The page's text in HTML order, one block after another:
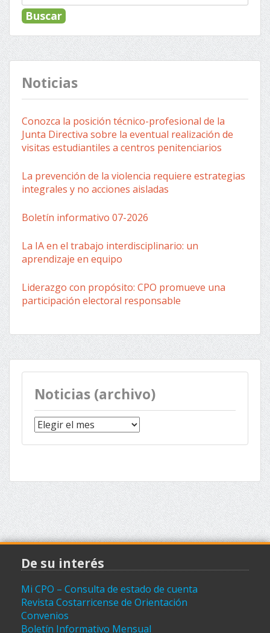
Noticias
Conozca la posición técnico-profesional de la
Junta Directiva sobre la eventual realización de
visitas estudiantiles a centros penitenciarios
La prevención de la violencia requiere estrategias
integrales y no acciones aisladas
Boletín informativo 07-2026
La IA en el trabajo interdisciplinario: un
aprendizaje en equipo
Liderazgo con propósito: CPO promueve una
participación electoral responsable
Noticias (archivo)
Noticias
(archivo)
De su interés
Mi CPO – Consulta de estado de cuenta
Revista Costarricense de Orientación
Convenios
Boletín Informativo Mensual